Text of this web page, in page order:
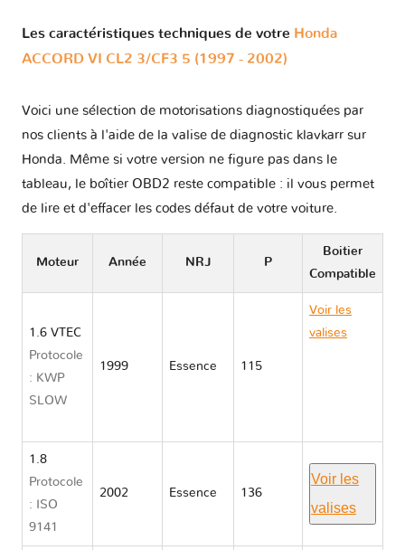
Les caractéristiques techniques de votre Honda
ACCORD VI CL2 3/CF3 5 (1997 - 2002)
Voici une sélection de motorisations diagnostiquées par
nos clients à l'aide de la valise de diagnostic klavkarr sur
Honda. Même si votre version ne figure pas dans le
tableau, le boîtier OBD2 reste compatible : il vous permet
de lire et d'effacer les codes défaut de votre voiture.
Moteur Année NRJ P
Boitier
Compatible
1.6 VTEC
Protocole
: KWP
SLOW
1999 Essence 115
Voir les
valises
1.8
Protocole
: ISO
9141
2002 Essence 136
Voir les
valises